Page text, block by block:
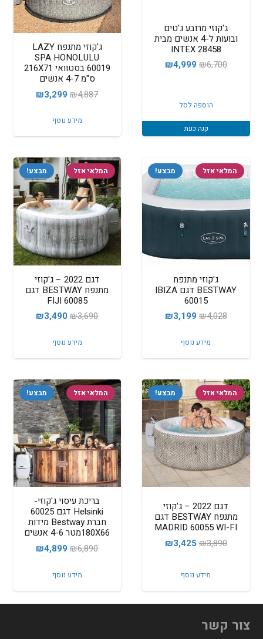
ג'קוזי מרובע ג'טים
ובועות ל-4 אנשים מבית
INTEX 28458
₪6,700
המחיר
₪6,700.
₪4,999
הוספה לסל
קנה כעת
ג'קוזי מתנפח LAZY
SPA HONOLULU
60019 בסטוואי 216X71
ס"מ 4-7 אנשים
₪4,887
המחיר
היה:
₪4,887.
₪3,299
המחיר
₪3,299.
מידע נוסף
מבצע! המלאי אזל
ג'קוזי מתנפח
BESTWAY דגם IBIZA
60015
₪4,028
המחיר
היה:
₪4,028.
₪3,199
₪3,199.
מידע נוסף
מבצע! המלאי אזל
דגם 2022 – ג'קוזי
מתנפח BESTWAY דגם
FIJI 60085
₪3,690
המחיר
היה:
₪3,690.
₪3,490
המחיר
₪3,490.
מידע נוסף
מבצע! המלאי אזל
דגם 2022 – ג'קוזי
מתנפח BESTWAY דגם
MADRID 60055 WI-FI
₪3,890
המחיר
היה:
₪3,890.
₪3,425
₪3,425.
מידע נוסף
מבצע! המלאי אזל
בריכת עיסוי ג'קוזי-
Helsinki דגם 60025
חברת Bestway מידות
180X66מטר 4-6 אנשים
₪6,890
המחיר
היה:
₪6,890.
₪4,899 המחיר
₪4,899.
מידע נוסף
צור קשר